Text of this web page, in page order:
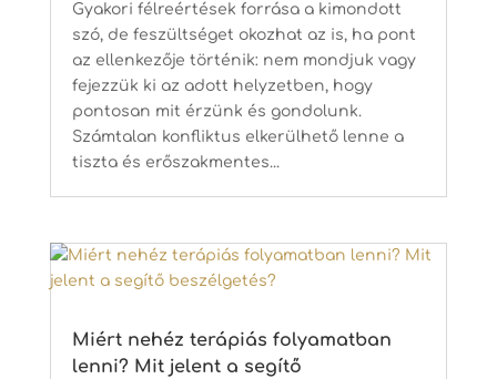
Gyakori félreértések forrása a kimondott
szó, de feszültséget okozhat az is, ha pont
az ellenkezője történik: nem mondjuk vagy
fejezzük ki az adott helyzetben, hogy
pontosan mit érzünk és gondolunk.
Számtalan konfliktus elkerülhető lenne a
tiszta és erőszakmentes...
Miért nehéz terápiás folyamatban
lenni? Mit jelent a segítő